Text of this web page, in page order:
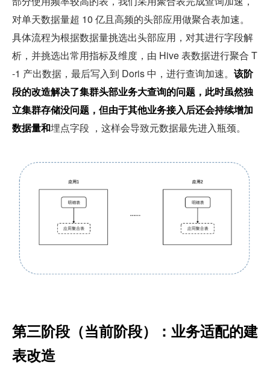
对单天数据量超 10 亿且高频的头部应用做聚合表加速。
具体流程为根据数据量挑选出头部应用，对其进行字段解
析，并挑选出常用指标及维度，由 Hive 表数据进行聚合 T
-1 产出数据，最后写入到 Doris 中，进行查询加速。 该阶
段的改造解决了集群头部业务大查询的问题，此时虽然独
立集群存储没问题，但由于其他业务接入后还会持续增加
数据量和埋点字段 ，这样会导致元数据最先进入瓶颈。
第三阶段（当前阶段）：业务适配的建
表改造